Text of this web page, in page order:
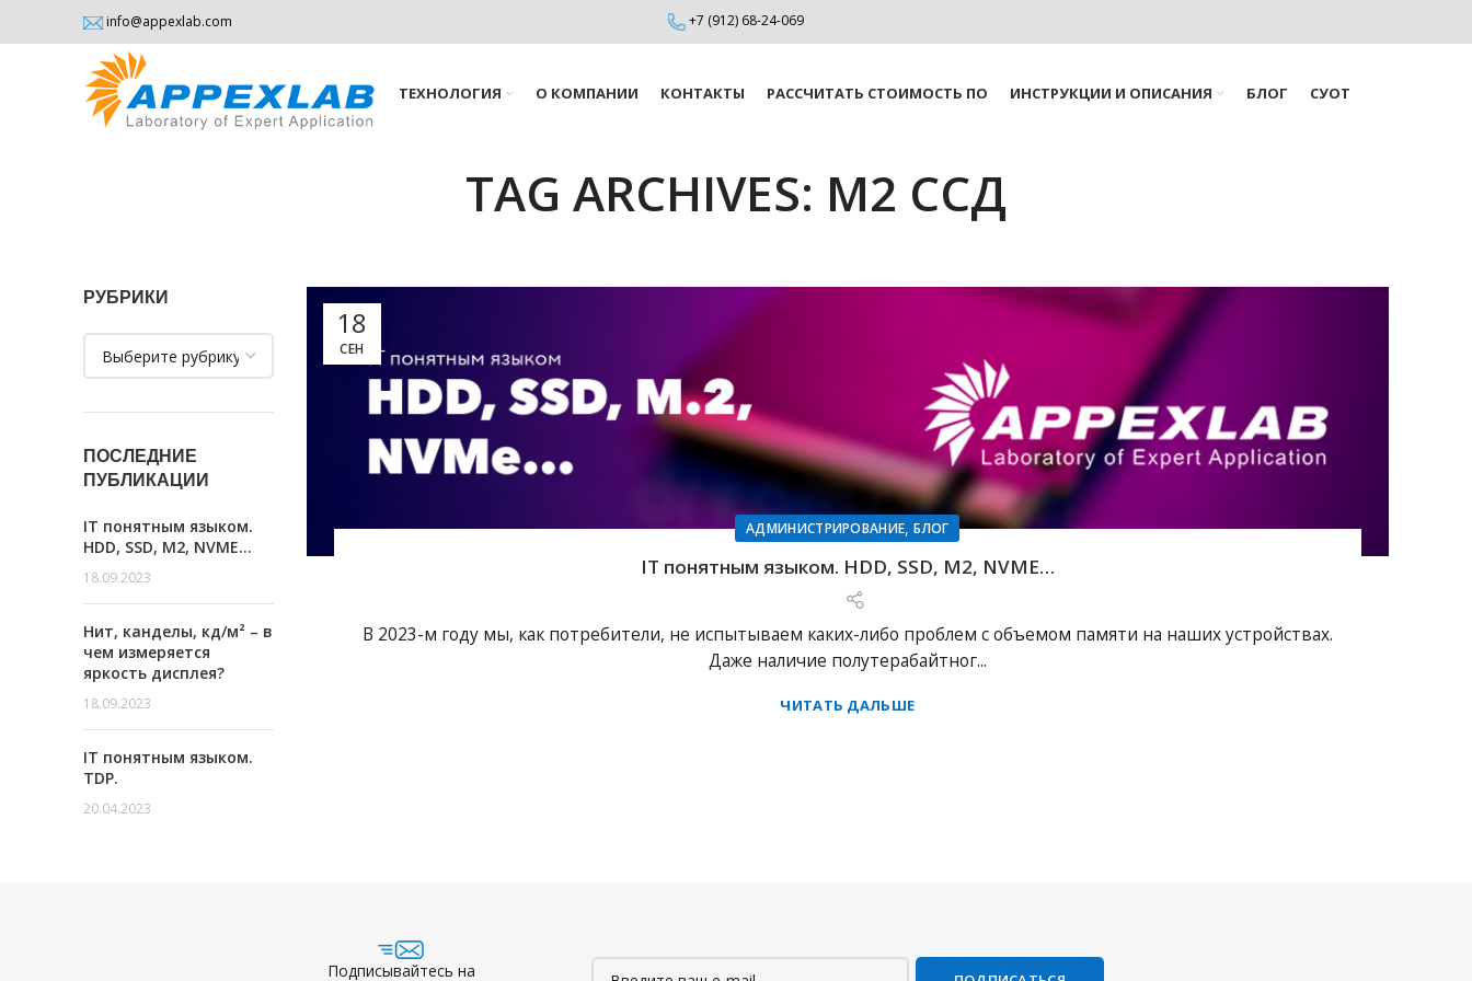
info@appexlab.com +7 (912) 68-24-069
ТЕХНОЛОГИЯ О КОМПАНИИ КОНТАКТЫ РАССЧИТАТЬ СТОИМОСТЬ ПО ИНСТРУКЦИИ И ОПИСАНИЯ БЛОГ СУОТ
TAG ARCHIVES: М2 ССД
18
СЕН
АДМИНИСТРИРОВАНИЕ,БЛОГ
IT понятным языком. HDD, SSD, M2, NVME…
В 2023-м году мы, как потребители, не испытываем каких-либо проблем с объемом памяти на наших устройствах.
Даже наличие полутерабайтног...
ЧИТАТЬ ДАЛЬШЕ
РУБРИКИ
Рубрики
ПОСЛЕДНИЕ
ПУБЛИКАЦИИ
IT понятным языком.
HDD, SSD, M2, NVME…
18.09.2023
Нит, канделы, кд/м² – в
чем измеряется
яркость дисплея?
18.09.2023
IT понятным языком.
TDP.
20.04.2023
Подписывайтесь на